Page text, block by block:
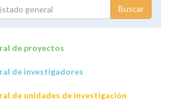
investigación
de proyectos
de investigadores
de unidades de investigación